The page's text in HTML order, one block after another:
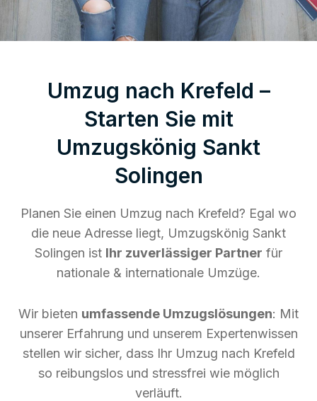
Umzug nach Krefeld –
Starten Sie mit
Umzugskönig Sankt
Solingen
Planen Sie einen Umzug nach Krefeld? Egal wo
die neue Adresse liegt, Umzugskönig Sankt
Solingen ist Ihr zuverlässiger Partner für
nationale & internationale Umzüge.
Wir bieten umfassende Umzugslösungen: Mit
unserer Erfahrung und unserem Expertenwissen
stellen wir sicher, dass Ihr Umzug nach Krefeld
so reibungslos und stressfrei wie möglich
verläuft.